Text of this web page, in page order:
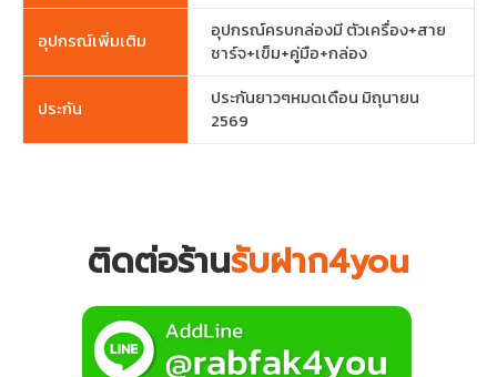
อุปกรณ์เพิ่มเติม
อุปกรณ์ครบกล่องมี ตัวเครื่อง+สาย
ชาร์จ+เข็ม+คู่มือ+กล่อง
ประกัน
ประกันยาวๆหมดเดือน มิถุนายน
2569
ติดต่อร้านรับฝาก4you